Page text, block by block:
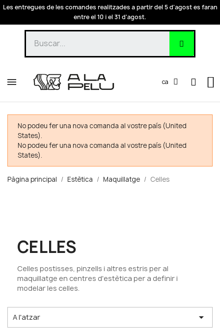
Les entregues de les comandes realitzades a partir del 5 d'agost es faran
entre el 10 i el 31 d'agost.
ca
No podeu fer una nova comanda al vostre país (United
States).
No podeu fer una nova comanda al vostre país (United
States).
Pàgina principal Estètica Maquillatge Celles
CELLES
Celles postisses, pinzells i altres estris per al
maquillatge en centres d'estètica per a definir i
modelar les celles.
A l'atzar 